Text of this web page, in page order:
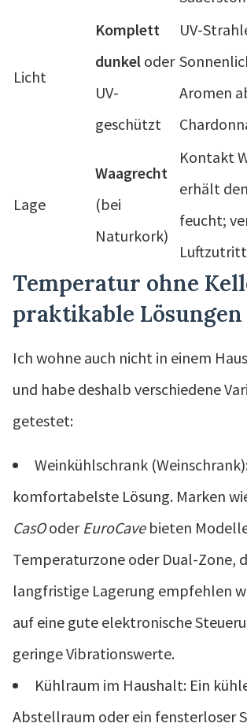
Licht
Komplett
dunkel oder
UV-
geschützt
UV-
Aromen
Lage
Waagrecht
(bei
Naturkork)
Kontakt
erhält
feucht;
Luftzutritt
Temperatur ohne
praktikable Lösungen
Ich wohne auch nicht in einem
und habe deshalb verschiedene
getestet:
Weinkühlschrank
komfortabelste Lösung. Marken
CasOoder EuroCavebieten
Temperaturzone oder Dual-Zone,
langfristige Lagerung empfehlen
auf eine gute elektronische
geringe Vibrationswerte.
Kühlraum im Haushalt: Ein
Abstellraum oder ein fensterloser